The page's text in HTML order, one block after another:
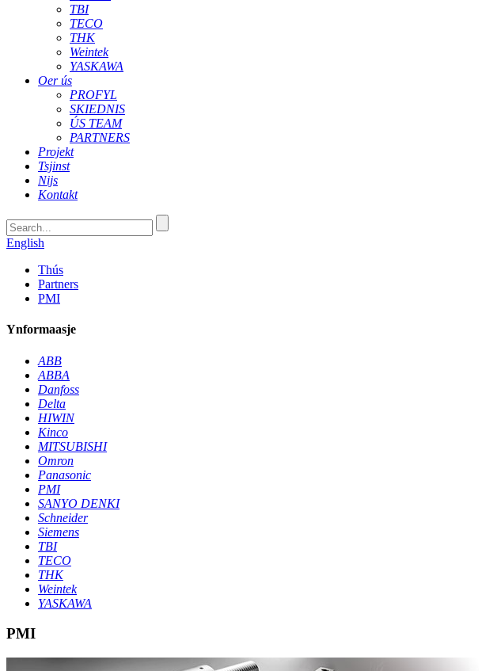
TBI
TECO
THK
Weintek
YASKAWA
Oer ús
PROFYL
SKIEDNIS
ÚS TEAM
PARTNERS
Projekt
Tsjinst
Nijs
Kontakt
English
Thús
Partners
PMI
Ynformaasje
ABB
ABBA
Danfoss
Delta
HIWIN
Kinco
MITSUBISHI
Omron
Panasonic
PMI
SANYO DENKI
Schneider
Siemens
TBI
TECO
THK
Weintek
YASKAWA
PMI